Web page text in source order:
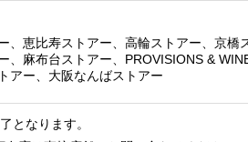
、恵比寿ストアー、高輪ストアー、京橋
、麻布台ストアー、PROVISIONS &
アー、大阪なんばストアー
となります。